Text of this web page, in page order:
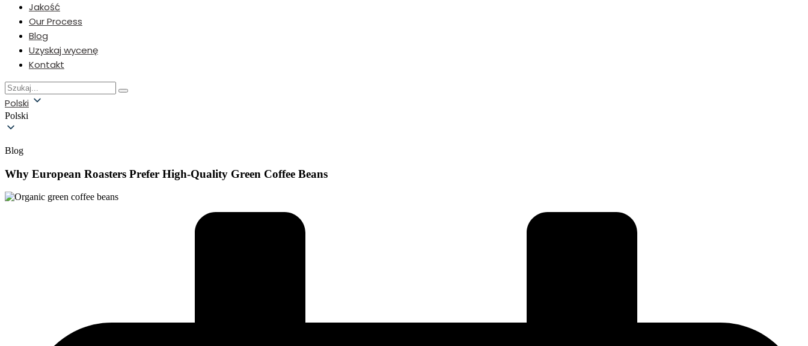
Jakość
Our Process
Blog
Uzyskaj wycenę
Kontakt
Polski
Polski
Blog
Why European Roasters Prefer High-Quality Green Coffee Beans